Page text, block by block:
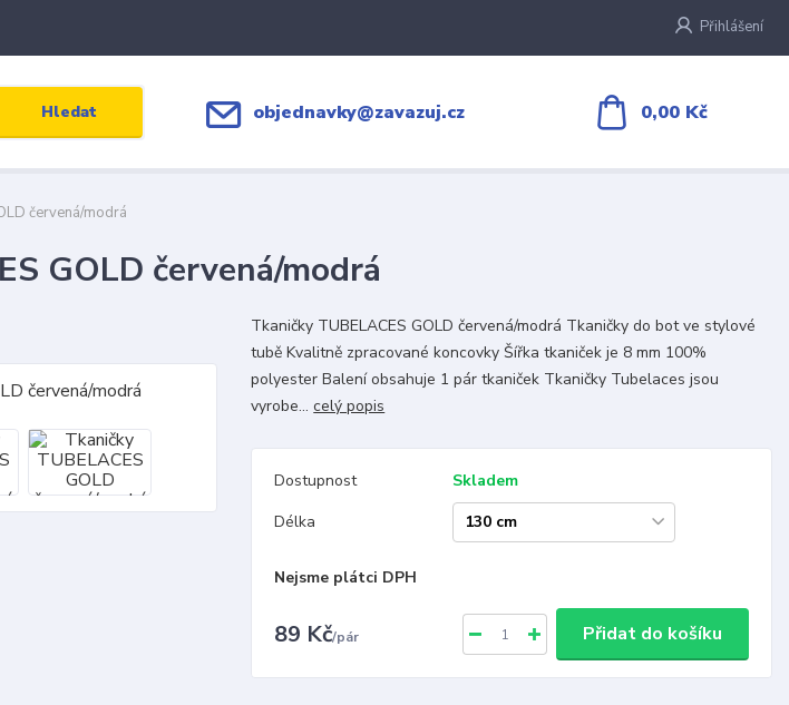
Přihlášení
Hledat objednavky@zavazuj.cz 0,00 Kč
červená/modrá
GOLD červená/modrá
Tkaničky TUBELACES GOLD červená/modrá Tkaničky do bot ve stylové
tubě Kvalitně zpracované koncovky Šířka tkaniček je 8 mm 100%
polyester Balení obsahuje 1 pár tkaniček Tkaničky Tubelaces jsou
vyrobe...celý popis
Dostupnost
Skladem
Délka
Nejsme plátci DPH
89 Kč/pár Přidat do košíku